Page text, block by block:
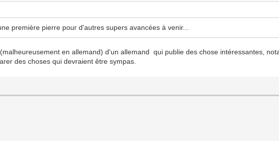
première pierre pour d'autres supers avancées à venir...
(malheureusement en allemand) d'un allemand qui publie des chose intéressantes,
des choses qui devraient être sympas.